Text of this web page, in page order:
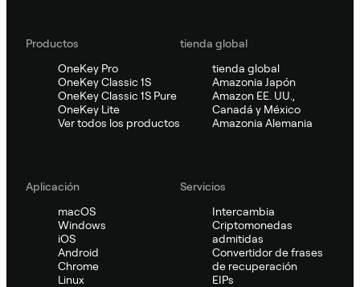
Productos
OneKey Pro
OneKey Classic 1S
OneKey Classic 1S Pure
OneKey Lite
Ver todos los productos
tienda global
tienda global
Amazonia Japón
Amazon EE. UU.,
Canadá y México
Amazonia Alemania
Aplicación
macOS
Windows
iOS
Android
Chrome
Linux
Servicios
Intercambia
Criptomonedas
admitidas
Convertidor de frases
de recuperación
EIPs